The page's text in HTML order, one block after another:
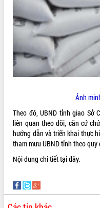
QUY HOẠCH - KẾ HOẠCH
Ảnh
Theo đó, UBND tỉnh giao Sở
liên quan theo dõi, căn cứ
hướng dẫn và triển khai thực
tham mưu UBND tỉnh theo quy
Nội dung chi tiếttại đây.